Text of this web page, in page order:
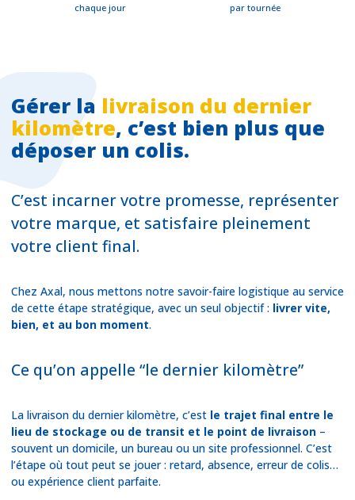
chaque jour par tournée
Gérer la livraison du dernier
kilomètre, c’est bien plus que
déposer un colis.
C’est incarner votre promesse, représenter
votre marque, et satisfaire pleinement
votre client final.
Chez Axal, nous mettons notre savoir-faire logistique au service
de cette étape stratégique, avec un seul objectif : livrer vite,
bien, et au bon moment.
Ce qu’on appelle “le dernier kilomètre”
La livraison du dernier kilomètre, c’est le trajet final entre le
lieu de stockage ou de transit et le point de livraison –
souvent un domicile, un bureau ou un site professionnel. C’est
l’étape où tout peut se jouer : retard, absence, erreur de colis…
ou expérience client parfaite.